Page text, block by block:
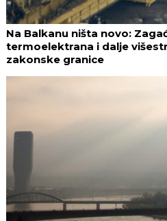
Na Balkanu ništa novo:
termoelektrana i dalje
zakonske granice